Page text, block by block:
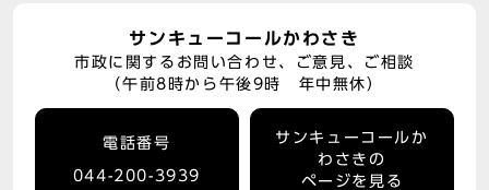
サンキューコールかわさき
市政に関するお問い合わせ、ご意見、ご相談
（午前8時から午後9時 年中無休）
電話番号
044-200-3939
サンキューコールか
わさきの
ページを見る